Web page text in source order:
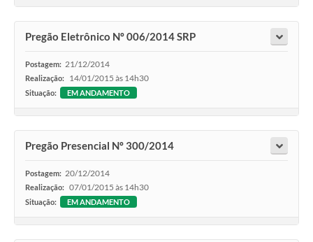
Pregão Eletrônico Nº 006/2014 SRP
Postagem: 21/12/2014
Realização: 14/01/2015 às 14h30
Situação: EM ANDAMENTO
Pregão Presencial Nº 300/2014
Postagem: 20/12/2014
Realização: 07/01/2015 às 14h30
Situação: EM ANDAMENTO